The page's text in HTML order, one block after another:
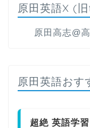
原田英語X (
原田高志@
原田英語おす
超絶 英語学